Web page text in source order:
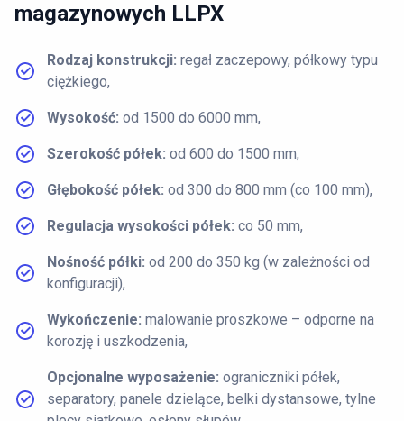
magazynowych LLPX
Rodzaj konstrukcji: regał zaczepowy, półkowy typu
ciężkiego,
Wysokość: od 1500 do 6000 mm,
Szerokość półek: od 600 do 1500 mm,
Głębokość półek: od 300 do 800 mm (co 100 mm),
Regulacja wysokości półek: co 50 mm,
Nośność półki: od 200 do 350 kg (w zależności od
konfiguracji),
Wykończenie: malowanie proszkowe – odporne na
korozję i uszkodzenia,
Opcjonalne wyposażenie: ograniczniki półek,
separatory, panele dzielące, belki dystansowe, tylne